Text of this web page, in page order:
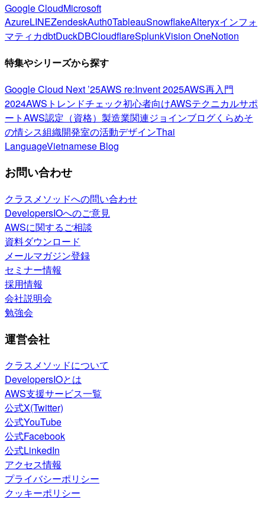
Google CloudMicrosoft
AzureLINEZendeskAuth0TableauSnowflakeAlteryxインフォ
マティカdbtDuckDBCloudflareSplunkVision OneNotion
特集やシリーズから探す
Google Cloud Next ’25AWS re:Invent 2025AWS再入門
2024AWSトレンドチェック初心者向けAWSテクニカルサポ
ートAWS認定（資格） 製造業関連ジョインブログくらめそ
の情シス組織開発室の活動デザインThai
LanguageVietnamese Blog
お問い合わせ
クラスメソッドへの問い合わせ
DevelopersIOへのご意見
AWSに関するご相談
資料ダウンロード
メールマガジン登録
セミナー情報
採用情報
会社説明会
勉強会
運営会社
クラスメソッドについて
DevelopersIOとは
AWS支援サービス一覧
公式X(Twitter)
公式YouTube
公式Facebook
公式LinkedIn
アクセス情報
プライバシーポリシー
クッキーポリシー